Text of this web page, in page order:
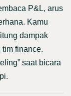
P&L, arus
Kamu
dampak
finance.
saat bicara